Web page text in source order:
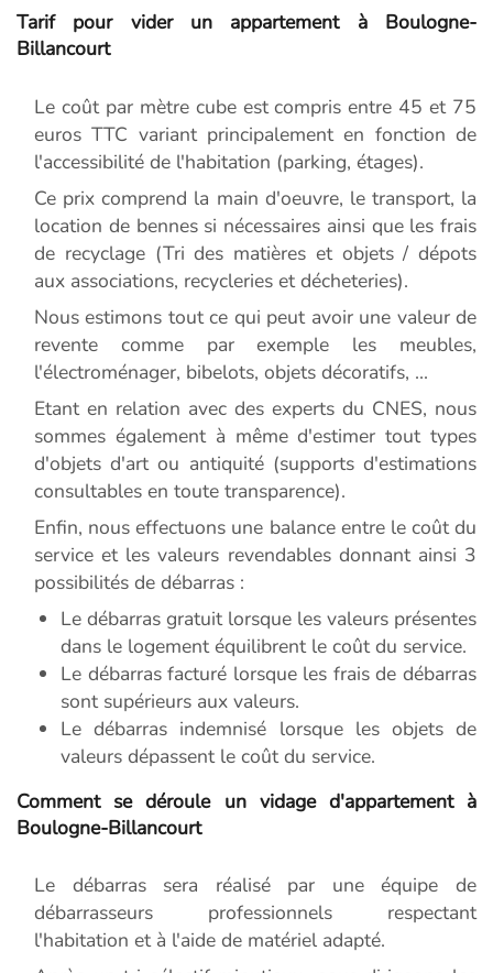
Tarif pour vider un appartement à Boulogne-
Billancourt
Le coût par mètre cube est compris entre 45 et 75
euros TTC variant principalement en fonction de
l'accessibilité de l'habitation (parking, étages).
Ce prix comprend la main d'oeuvre, le transport, la
location de bennes si nécessaires ainsi que les frais
de recyclage (Tri des matières et objets / dépots
aux associations, recycleries et décheteries).
Nous estimons tout ce qui peut avoir une valeur de
revente comme par exemple les meubles,
l'électroménager, bibelots, objets décoratifs, ...
Etant en relation avec des experts du CNES, nous
sommes également à même d'estimer tout types
d'objets d'art ou antiquité (supports d'estimations
consultables en toute transparence).
Enfin, nous effectuons une balance entre le coût du
service et les valeurs revendables donnant ainsi 3
possibilités de débarras :
Le débarras gratuit lorsque les valeurs présentes
dans le logement équilibrent le coût du service.
Le débarras facturé lorsque les frais de débarras
sont supérieurs aux valeurs.
Le débarras indemnisé lorsque les objets de
valeurs dépassent le coût du service.
Comment se déroule un vidage d'appartement à
Boulogne-Billancourt
Le débarras sera réalisé par une équipe de
débarrasseurs professionnels respectant
l'habitation et à l'aide de matériel adapté.